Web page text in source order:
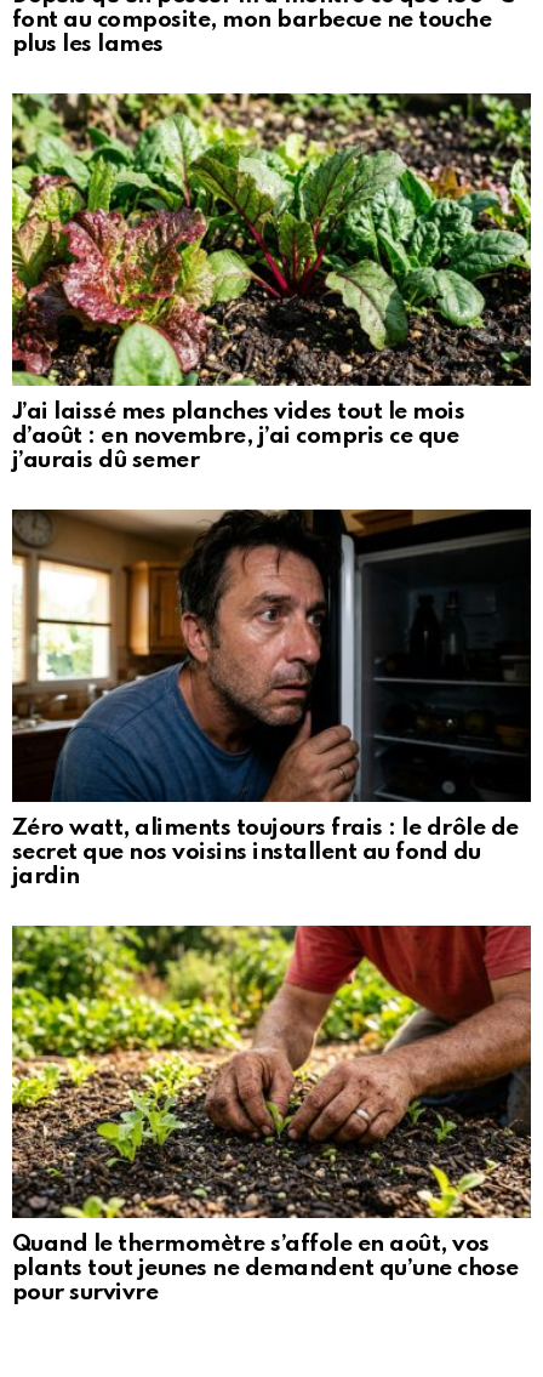
font au composite, mon barbecue ne touche
plus les lames
J’ai laissé mes planches vides tout le mois
d’août : en novembre, j’ai compris ce que
j’aurais dû semer
Zéro watt, aliments toujours frais : le drôle de
secret que nos voisins installent au fond du
jardin
Quand le thermomètre s’affole en août, vos
plants tout jeunes ne demandent qu’une chose
pour survivre